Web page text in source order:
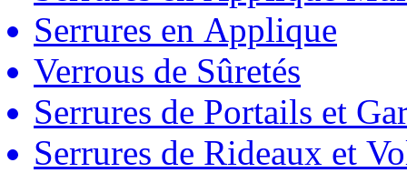
Serrures en Applique
Verrous de Sûretés
Serrures de Portails et
Serrures de Rideaux et